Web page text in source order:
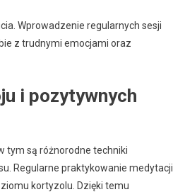
Wprowadzenie regularnych sesji
z trudnymi emocjami oraz
i pozytywnych
tym są różnorodne techniki
Regularne praktykowanie medytacji
kortyzolu. Dzięki temu